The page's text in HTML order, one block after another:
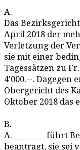
A.
Das Bezirksgericht
April 2018 der
Verletzung der
sie mit einer
Tagessätzen zu
4'000.--. Dagegen
Obergericht des
Oktober 2018 das
B.
A.________ führt
beantragt, sie sei